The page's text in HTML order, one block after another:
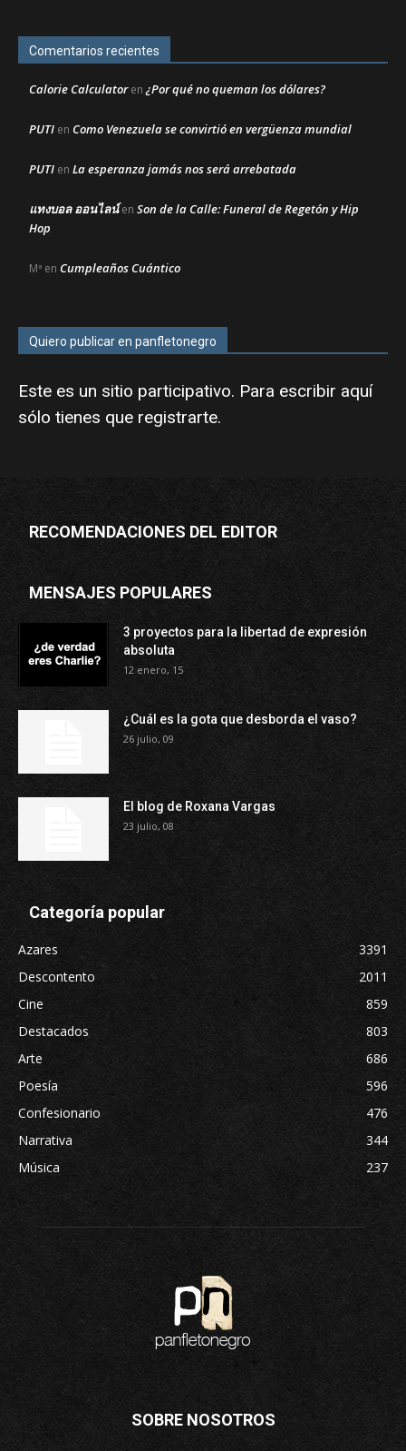
Comentarios recientes
Calorie Calculatoren¿Por qué no queman los dólares?
PUTI en Como Venezuela se convirtió en vergüenza mundial
PUTI en La esperanza jamás nos será arrebatada
แทงบอล ออนไลน์en Son de la Calle: Funeral de Regetón y Hip
Hop
Mª en Cumpleaños Cuántico
Quiero publicar en panfletonegro
Este es un sitio participativo. Para escribir aquí
sólo tienes que registrarte.
RECOMENDACIONES DEL EDITOR
MENSAJES POPULARES
3 proyectos para la libertad de expresión
absoluta
12 enero, 15
¿Cuál es la gota que desborda el vaso?
26 julio, 09
El blog de Roxana Vargas
23 julio, 08
Categoría popular
Azares
3391
Descontento
2011
Cine
859
Destacados
803
Arte
686
Poesía
596
Confesionario
476
Narrativa
344
Música
237
SOBRE NOSOTROS